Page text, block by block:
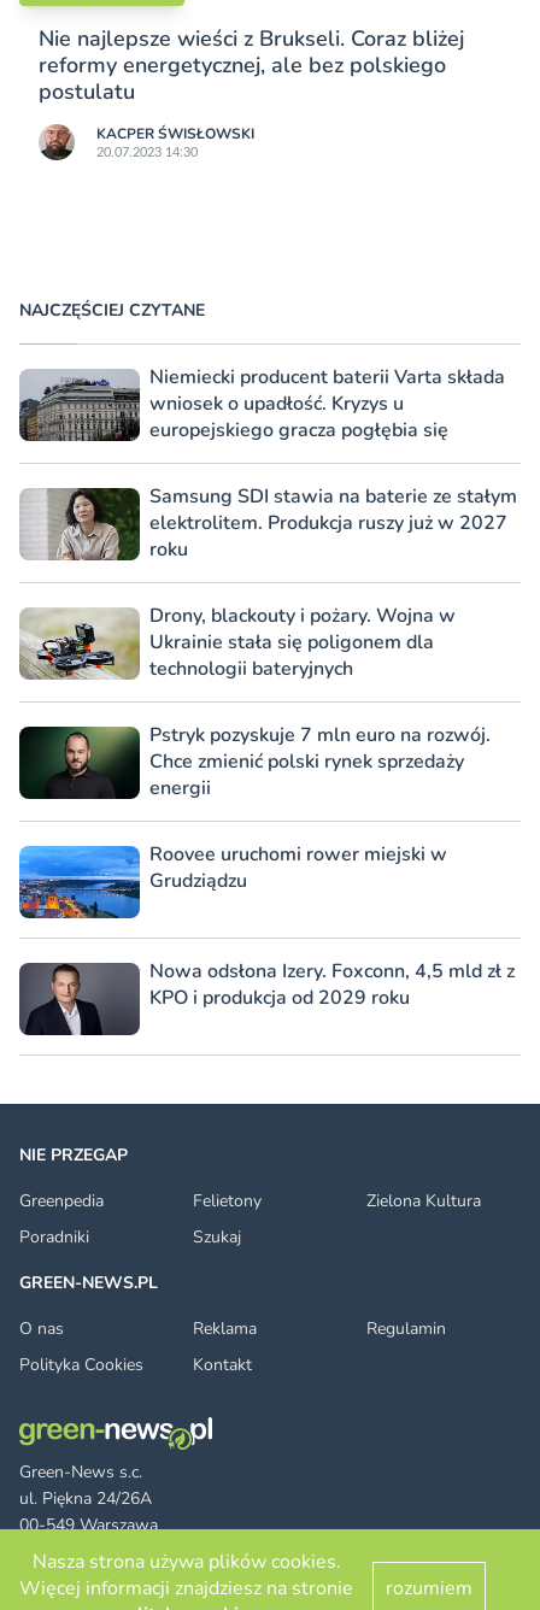
Nie najlepsze wieści z Brukseli. Coraz bliżej
reformy energetycznej, ale bez polskiego
postulatu
KACPER ŚWISŁO­WSKI
20.07.2023 14:30
NAJCZĘŚCIEJ CZYTANE
Niemiecki producent baterii Varta składa
wniosek o upadłość. Kryzys u
europejskiego gracza pogłębia się
Samsung SDI stawia na baterie ze stałym
elektrolitem. Produkcja ruszy już w 2027
roku
Drony, blackouty i pożary. Wojna w
Ukrainie stała się poligonem dla
technologii bateryjnych
Pstryk pozyskuje 7 mln euro na rozwój.
Chce zmienić polski rynek sprzedaży
energii
Roovee uruchomi rower miejski w
Grudziądzu
Nowa odsłona Izery. Foxconn, 4,5 mld zł z
KPO i produkcja od 2029 roku
Green-News s.c.
ul. Piękna 24/26A
00-549 Warszawa
FacebookTwitter LinkedIn
RSS
© 2026 green-news.pl. All rights reserved.
NIE PRZEGAP
Greenpedia
Felietony
Zielona Kultura
Poradniki
Szukaj
GREEN-NEWS.PL
O nas
Reklama
Regulamin
Polityka Cookies
Kontakt
Nasza strona używa plików cookies.
Więcej informacji znajdziesz na stronie
rozumiem